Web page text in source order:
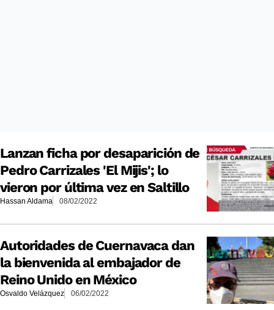
Lanzan ficha por desaparición de
Pedro Carrizales 'El Mijis'; lo
vieron por última vez en Saltillo
Hassan Aldama 08/02/2022
Autoridades de Cuernavaca dan
la bienvenida al embajador de
Reino Unido en México
Osvaldo Velázquez 06/02/2022